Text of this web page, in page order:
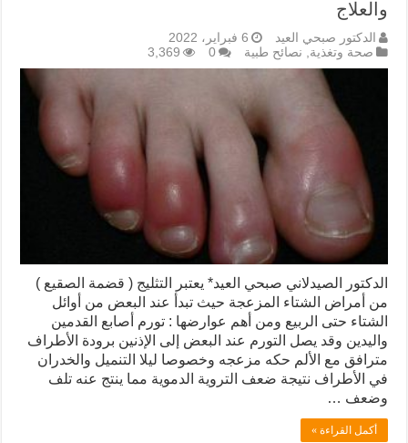
والعلاج
الدكتور صبحي العيد
6 فبراير، 2022
صحة وتغذية, نصائح طبية 0
3,369
الدكتور الصيدلاني صبحي العيد* يعتبر التثليج ( قضمة الصقيع )
من أمراض الشتاء المزعجة حيث تبدأ عند البعض من أوائل
الشتاء حتى الربيع ومن أهم عوارضها : تورم أصابع القدمين
واليدين وقد يصل التورم عند البعض إلى الإذنين برودة الأطراف
مترافق مع الألم حكه مزعجه وخصوصا ليلا التنميل والخدران
في الأطراف نتيجة ضعف التروية الدموية مما ينتج عنه تلف
وضعف …
أكمل القراءة »